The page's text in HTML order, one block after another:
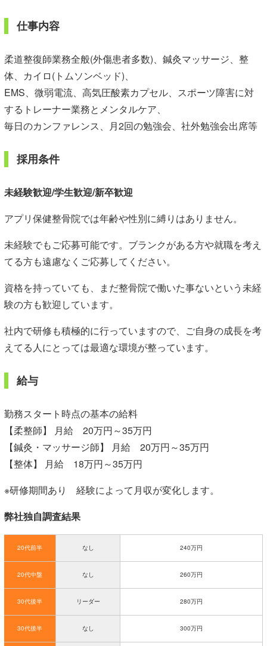
仕事内容
柔道整復師業務全般(外傷患者多数)、鍼灸マッサージ、整
体、カイロ(トムソンベッド)、
EMS、微弱電流、高気圧酸素カプセル、スポーツ障害に対
するトレーナー業務とメンタルケア、
毎日のカンファレンス、月2回の勉強会、社外勉強会出席等
採用条件
未経験歓迎/学生歓迎/新卒歓迎
アプリ保健整骨院では年齢や性別に縛りはありません。
未経験でもご応募可能です。ブランクがある方や就職を考え
てる方も遠慮なくご応募してください。
資格を持っていても、まだ整骨院で働いた事ないという未経
験の方も歓迎しています。
社内で研修も積極的に行っていますので、ご自身の成長を考
えてる人にとっては最適な環境が整っています。
給与
勤務スタート時点の基本の給料
【柔整師】 月給 20万円～35万円
【鍼灸・マッサージ師】 月給 20万円～35万円
【整体】 月給 18万円～35万円
※研修期間あり 経験によって月収が変化します。
弊社独自調査結果
20代前半 なし 240万円
20代中盤 なし 260万円
30代後半 リーダー 280万円
30代後半 なし 300万円